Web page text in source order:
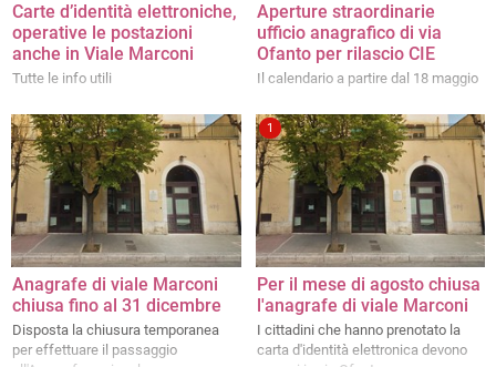
Carte d’identità elettroniche,
operative le postazioni
anche in Viale Marconi
Tutte le info utili
Aperture straordinarie
ufficio anagrafico di via
Ofanto per rilascio CIE
Il calendario a partire dal 18 maggio
Anagrafe di viale Marconi
chiusa fino al 31 dicembre
Disposta la chiusura temporanea
per effettuare il passaggio
1
Per il mese di agosto chiusa
l'anagrafe di viale Marconi
I cittadini che hanno prenotato la
carta d'identità elettronica devono